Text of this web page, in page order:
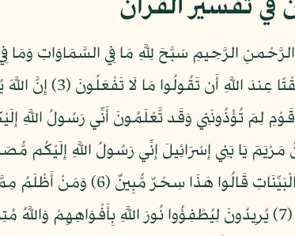
في تفسير القرآن
يَا بَنِي إِسْرَائِيلَ إِنِّي رَسُولُ اللَّهِ إِلَيْكُم
جَاءهُم بِالْبَيِّنَاتِ